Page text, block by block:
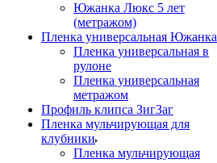
Южанка Люкс 5 лет
(метражом)
Пленка универсальная Южанка
Пленка универсальная в
рулоне
Пленка универсальная
метражом
Профиль клипса ЗигЗаг
Пленка мульчирующая для
клубники
Пленка мульчирующая